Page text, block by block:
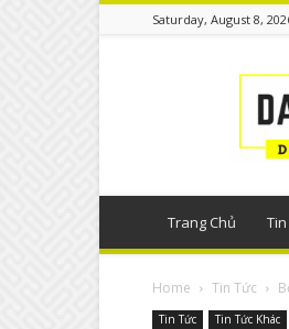
Saturday, August 8,
thông
Trang Chủ
Home Tin Tức
Tin Tức Tin Tức Khác